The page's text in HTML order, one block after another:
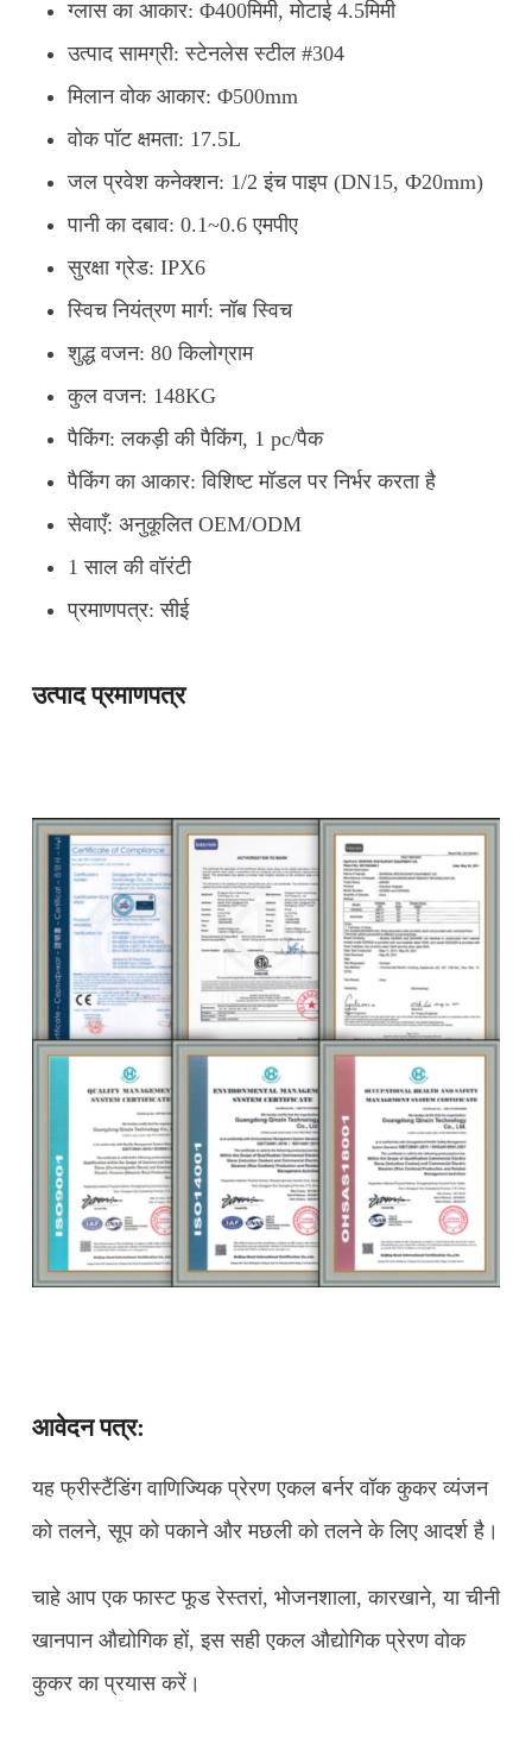
ग्लास का आकार: Φ400मिमी, मोटाई 4.5मिमी
उत्पाद सामग्री: स्टेनलेस स्टील #304
मिलान वोक आकार: Φ500mm
वोक पॉट क्षमता: 17.5L
जल प्रवेश कनेक्शन: 1/2 इंच पाइप (DN15, Ф20mm)
पानी का दबाव: 0.1~0.6 एमपीए
सुरक्षा ग्रेड: IPX6
स्विच नियंत्रण मार्ग: नॉब स्विच
शुद्ध वजन: 80 किलोग्राम
कुल वजन: 148KG
पैकिंग: लकड़ी की पैकिंग, 1 pc/पैक
पैकिंग का आकार: विशिष्ट मॉडल पर निर्भर करता है
सेवाएँ: अनुकूलित OEM/ODM
1 साल की वॉरंटी
प्रमाणपत्र: सीई
उत्पाद प्रमाणपत्र
आवेदन पत्र:
यह फ्रीस्टैंडिंग वाणिज्यिक प्रेरण एकल बर्नर वॉक कुकर व्यंजन
को तलने, सूप को पकाने और मछली को तलने के लिए आदर्श है।
चाहे आप एक फास्ट फूड रेस्तरां, भोजनशाला, कारखाने, या चीनी
खानपान औद्योगिक हों, इस सही एकल औद्योगिक प्रेरण वोक
कुकर का प्रयास करें।